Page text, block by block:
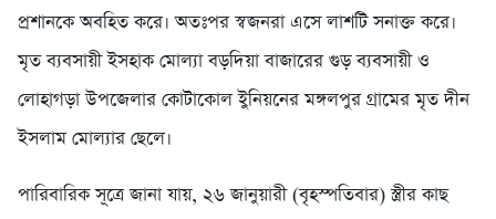
প্রশানকে অবহিত করে। অতঃপর স্বজনরা এসে লাশটি সনাক্ত করে।
মৃত ব্যবসায়ী ইসহাক মোল্যা বড়দিয়া বাজারের গুড় ব্যবসায়ী ও
লোহাগড়া উপজেলার কোটাকোল ইুনিয়নের মঙ্গলপুর গ্রামের মৃত দীন
ইসলাম মোল্যার ছেলে।
পারিবারিক সূত্রে জানা যায়, ২৬ জানুয়ারী (বৃহস্পতিবার) স্ত্রীর কাছ